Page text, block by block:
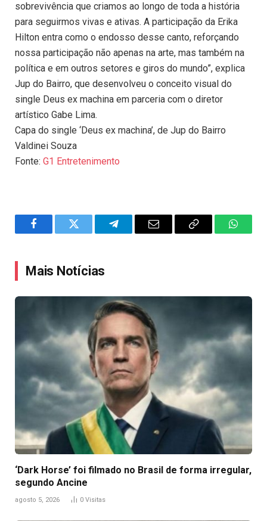
sobrevivência que criamos ao longo de toda a história
para seguirmos vivas e ativas. A participação da Erika
Hilton entra como o endosso desse canto, reforçando
nossa participação não apenas na arte, mas também na
política e em outros setores e giros do mundo”, explica
Jup do Bairro, que desenvolveu o conceito visual do
single Deus ex machina em parceria com o diretor
artístico Gabe Lima.
Capa do single ‘Deus ex machina’, de Jup do Bairro
Valdinei Souza
Fonte: G1 Entretenimento
FacebookTwitter TelegramEmail
Copy
Mais Notícias
‘Dark Horse’ foi filmado no Brasil de forma irregular,
segundo Ancine
agosto 5, 2026 0 Visitas